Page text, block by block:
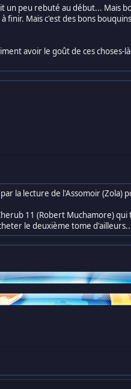
peu rebuté au début... Mais
finir. Mais c'est des bons
avoir le goût de ces choses-
la lecture de l'Assomoir (Zola)
11 (Robert Muchamore)
le deuxième tome